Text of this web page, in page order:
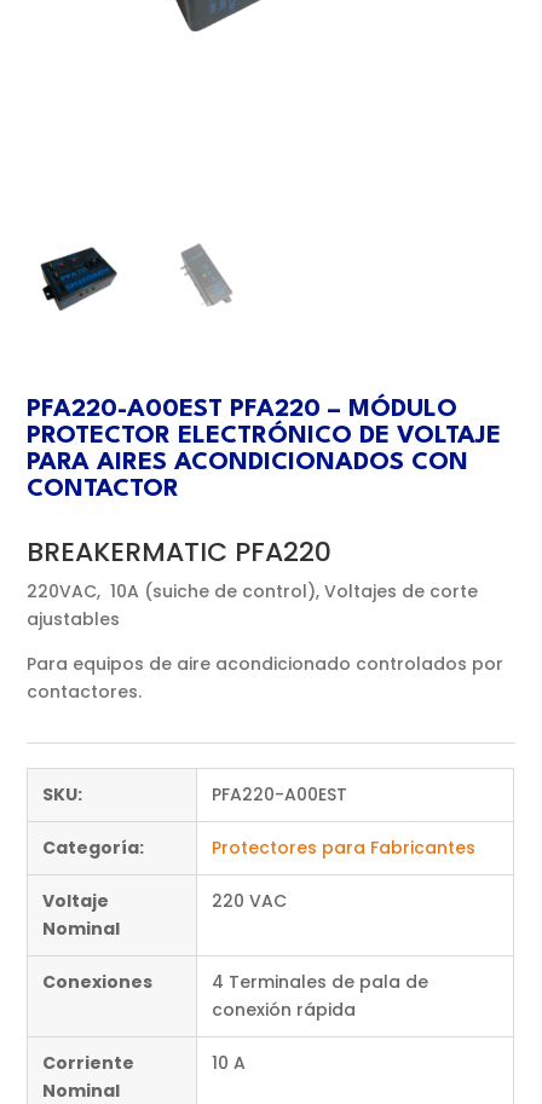
PFA220-A00EST PFA220 – MÓDULO
PROTECTOR ELECTRÓNICO DE VOLTAJE
PARA AIRES ACONDICIONADOS CON
CONTACTOR
BREAKERMATIC PFA220
220VAC, 10A (suiche de control), Voltajes de corte
ajustables
Para equipos de aire acondicionado controlados por
contactores.
SKU: PFA220-A00EST
Categoría: Protectores para Fabricantes
Voltaje
Nominal
220 VAC
Conexiones
4 Terminales de pala de
conexión rápida
Corriente
Nominal
10 A